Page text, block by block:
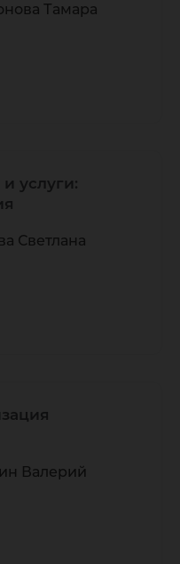
Тамара
услуги:
Светлана
Валерий